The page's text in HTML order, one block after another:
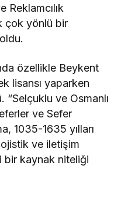
Reklamcılık
çok yönlü bir
özellikle Beykent
lisansı yaparken
“Selçuklu ve Osmanlı
ve Sefer
1035-1635 yılları
ve iletişim
bir kaynak niteliği